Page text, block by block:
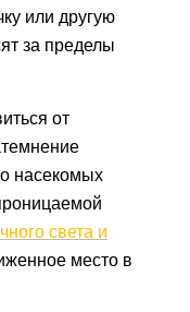
или другую
за пределы
от
насекомых
света и
место в